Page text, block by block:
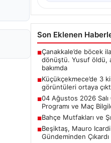
Son Eklenen
■Çanakkale’de böcek
dönüştü. Yusuf öldü,
bakımda
■Küçükçekmece’de 3
görüntüleri ortaya
■04 Ağustos 2026
Programı ve Maç
■Bahçe Mutfakları ve
■Beşiktaş, Mauro
Gündeminden Çıkardı